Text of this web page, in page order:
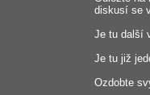
diskusí se
Je tu další
Je tu již
Ozdobte